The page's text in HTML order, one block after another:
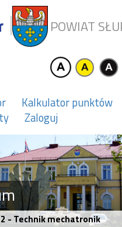
POWIAT
Kalkulator punktów
Zaloguj
- Technik mechatronik